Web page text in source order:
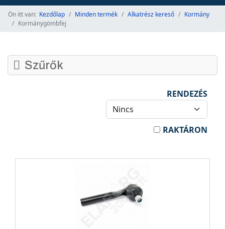
Ön itt van: Kezdőlap Minden termék Alkatrész kereső
Kormány
Kormánygömbfej
Szűrők
RENDEZÉS
RAKTÁRON